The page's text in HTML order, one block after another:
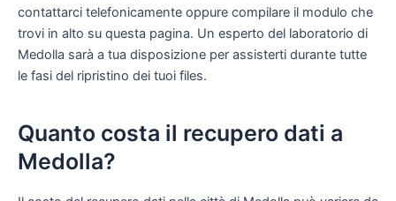
contattarci telefonicamente oppure compilare il modulo che
trovi in alto su questa pagina. Un esperto del laboratorio di
Medolla sarà a tua disposizione per assisterti durante tutte
le fasi del ripristino dei tuoi files.
Quanto costa il recupero dati a
Medolla?